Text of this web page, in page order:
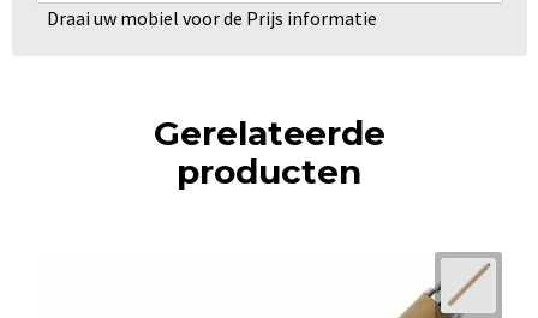
Draai uw mobiel voor de Prijs informatie
Gerelateerde
producten